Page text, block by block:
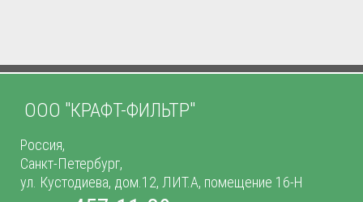
ООО "КРАФТ-ФИЛЬТР"
Россия,
Санкт-Петербург,
ул. Кустодиева, дом.12, ЛИТ.А, помещение 16-Н